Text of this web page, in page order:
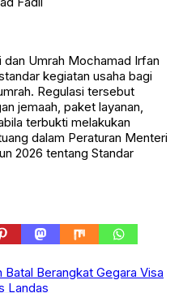
dan Umrah Mochamad Irfan
kegiatan usaha bagi
Regulasi tersebut
jemaah, paket layanan,
terbukti melakukan
dalam Peraturan Menteri
2026 tentang Standar